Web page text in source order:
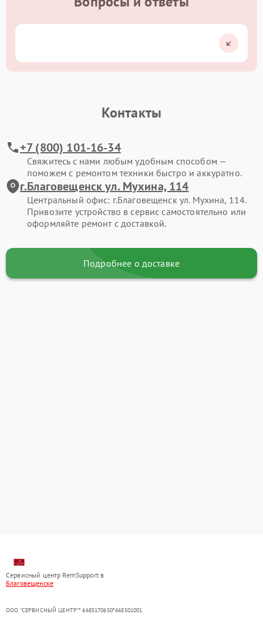
Контакты
+7 (800) 101-16-34
Свяжитесь с нами любым удобным способом —
поможем с ремонтом техники быстро и аккуратно.
г.Благовещенск ул. Мухина, 114
Центральный офис: г.Благовещенск ул. Мухина, 114.
Привозите устройство в сервис самостоятельно или
оформляйте ремонт с доставкой.
Подробнее о доставке
Сервисный центр RemSupport в
Благовещенске
ООО "СЕРВИСНЫЙ ЦЕНТР"* 6685170650*668501001